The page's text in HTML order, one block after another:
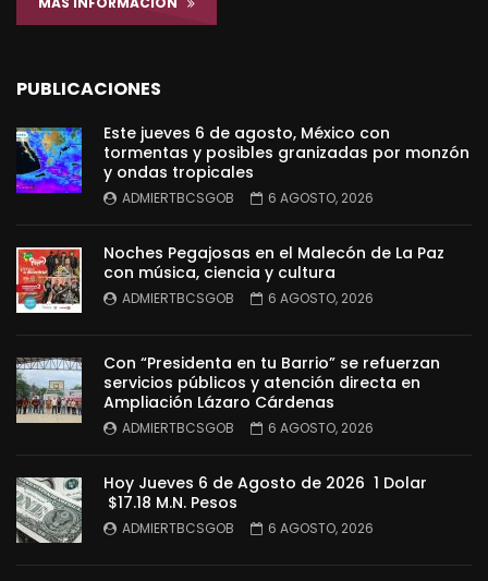
PUBLICACIONES
Este jueves 6 de agosto, México con
tormentas y posibles granizadas por monzón
y ondas tropicales
ADMIERTBCSGOB 6 AGOSTO, 2026
Noches Pegajosas en el Malecón de La Paz
con música, ciencia y cultura
ADMIERTBCSGOB 6 AGOSTO, 2026
Con “Presidenta en tu Barrio” se refuerzan
servicios públicos y atención directa en
Ampliación Lázaro Cárdenas
ADMIERTBCSGOB 6 AGOSTO, 2026
Hoy Jueves 6 de Agosto de 2026 1 Dolar
$17.18 M.N. Pesos
ADMIERTBCSGOB 6 AGOSTO, 2026